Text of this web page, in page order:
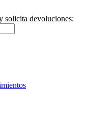
solicita devoluciones: